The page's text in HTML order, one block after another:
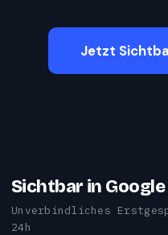
Jetzt
Sichtbar in
Unverbindliches
24h